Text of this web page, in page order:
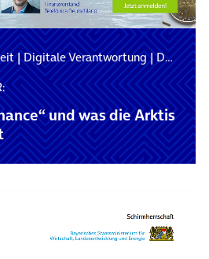
|Digitale Verantwortung|Digitalisierung
und was die Arktis